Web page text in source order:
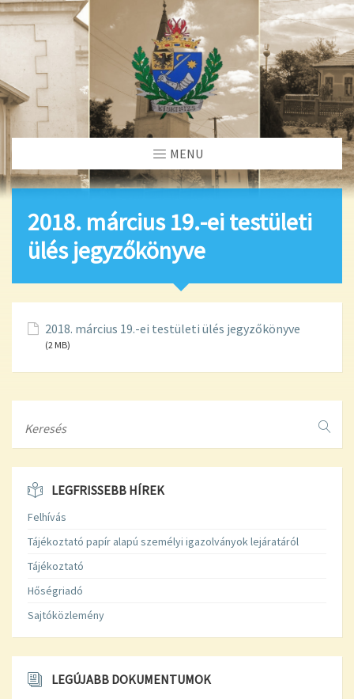
MENU
2018. március 19.-ei testületi
ülés jegyzőkönyve
2018. március 19.-ei testületi ülés jegyzőkönyve
(2 MB)
LEGFRISSEBB HÍREK
Felhívás
Tájékoztató papír alapú személyi igazolványok lejáratáról
Tájékoztató
Hőségriadó
Sajtóközlemény
LEGÚJABB DOKUMENTUMOK